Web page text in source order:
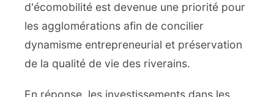
d'écomobilité est devenue une priorité pour
les agglomérations afin de concilier
dynamisme entrepreneurial et préservation
de la qualité de vie des riverains.